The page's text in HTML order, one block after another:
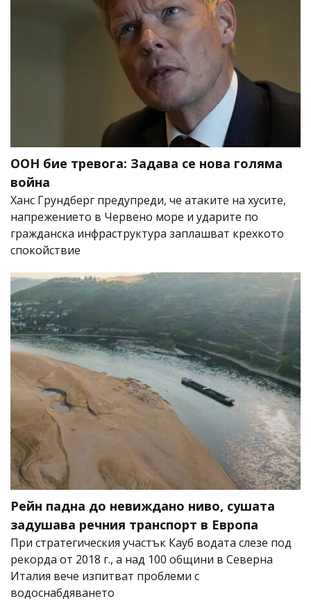
ООН бие тревога: Задава се нова голяма
война
Ханс Грундберг предупреди, че атаките на хусите,
напрежението в Червено море и ударите по
гражданска инфраструктура заплашват крехкото
спокойствие
Рейн падна до невиждано ниво, сушата
задушава речния транспорт в Европа
При стратегическия участък Кауб водата слезе под
рекорда от 2018 г., а над 100 общини в Северна
Италия вече изпитват проблеми с
водоснабдяването